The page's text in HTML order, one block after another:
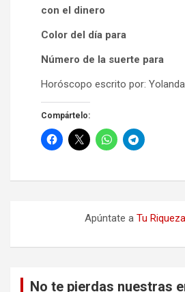
con el dinero
Color del día para
Número de la suerte para
Horóscopo escrito por:
Compártelo:
Apúntate a Tu
No te pierdas nuestras